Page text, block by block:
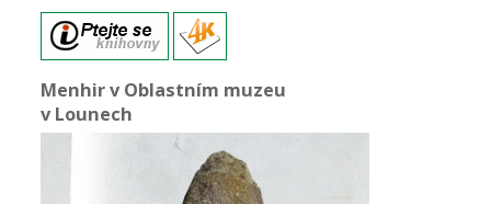
Menhir v Oblastním muzeu
v Lounech